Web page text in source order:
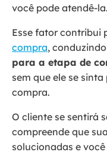
você pode atendê-la.
Esse fator contribui
compra,
para a etapa de
sem que ele se
compra.
O cliente se sentirá
compreende que
solucionadas e